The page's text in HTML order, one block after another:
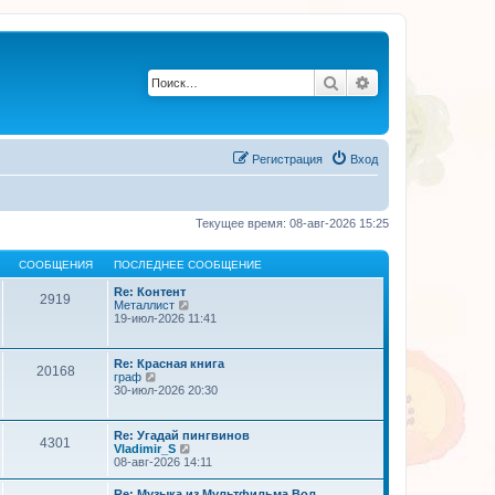
Поиск
Вход
Регистрация
Текущее время: 08-авг-2026 15:25
СООБЩЕНИЯ ПОСЛЕДНЕЕ СООБЩЕНИЕ
2919
Re: Контент
Металлист
е
т
и
к
о
с
е
д
н
19-июл-2026 11:41
20168
Re: Красная книга
граф
е
т
и
к
п
30-июл-2026 20:30
4301
Re: Угадай пингвинов
Vladimir_S
е
08-авг-2026 14:11